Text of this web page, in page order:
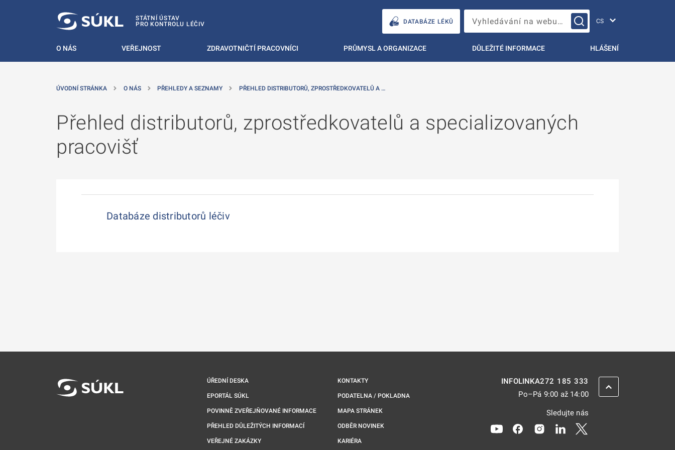
STÁTNÍ ÚSTAV
PRO KONTROLU LÉČIV
DATABÁZE LÉKŮ Vyhledávání na webu…
O NÁS VEŘEJNOST ZDRAVOTNIČTÍ PRACOVNÍCI PRŮMYSL A ORGANIZACE DŮLEŽITÉ INFORMACE HLÁŠENÍ
ÚVODNÍ STRÁNKA O NÁS PŘEHLEDY A SEZNAMY PŘEHLED DISTRIBUTORŮ, ZPROSTŘEDKOVATELŮ A …
Přehled distributorů, zprostředkovatelů a specializovaných
pracovišť
Databáze distributorů léčiv
ÚŘEDNÍ DESKA
EPORTÁL SÚKL
POVINNĚ ZVEŘEJŇOVANÉ INFORMACE
PŘEHLED DŮLEŽITÝCH INFORMACÍ
VEŘEJNÉ ZAKÁZKY
KONTAKTY
PODATELNA / POKLADNA
MAPA STRÁNEK
ODBĚR NOVINEK
KARIÉRA
INFOLINKA272 185 333
Po–Pá 9:00 až 14:00
Sledujte nás
Odkaz se otevře na nové kartě
Odkaz se otevře na nové kartě
Odkaz se otevře na nové kartě
Odkaz se otevře na nové
ZPĚT NAHORU